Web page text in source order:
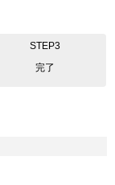
STEP3
完了